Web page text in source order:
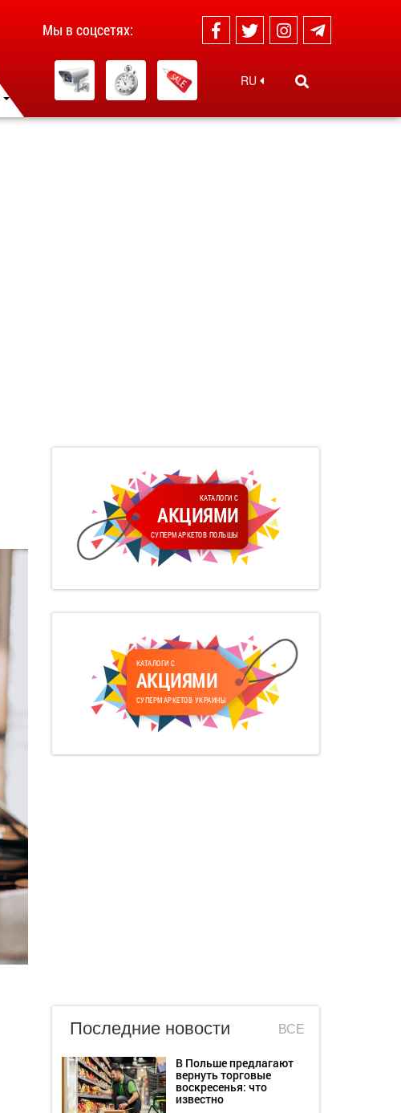
Мы в соцсетях:
RU
КАТАЛОГИ С
АКЦИЯМИ
СУПЕРМАРКЕТОВ ПОЛЬШЫ
КАТАЛОГИ С
АКЦИЯМИ
СУПЕРМАРКЕТОВ УКРАИНЫ
Последние новости ВСЕ
В Польше предлагают
вернуть торговые
воскресенья: что
известно